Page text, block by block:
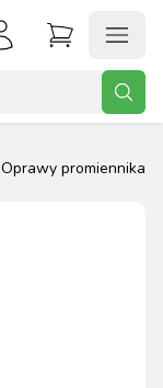
Oprawy promiennika